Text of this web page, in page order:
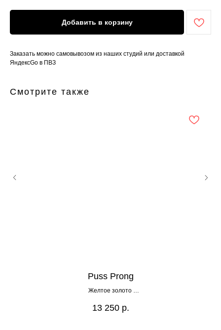
Добавить в корзину
Заказать можно самовывозом из наших студий или доставкой
ЯндексGo в ПВЗ
Смотрите также
Puss Prong
Желтое золото
Вес: 0,23г
13 250 р.